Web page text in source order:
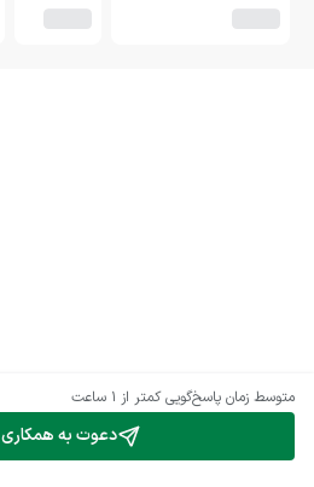
دعوت به همکاری
متوسط زمان پاسخ‌گویی کمتر از 1 ساعت